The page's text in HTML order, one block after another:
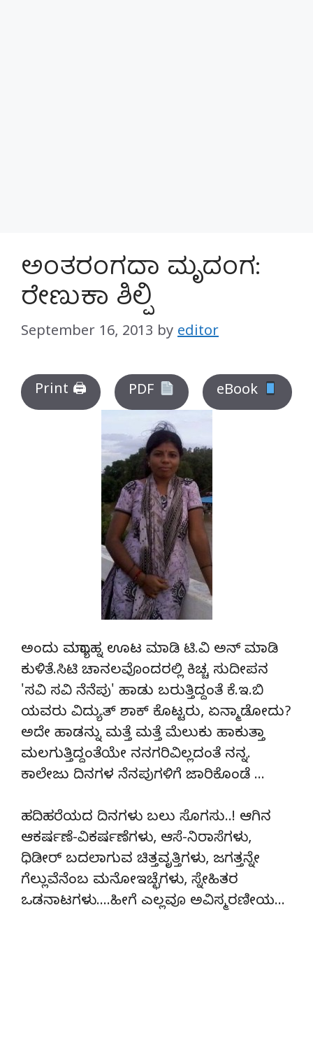
ಅಂತರಂಗದಾ ಮೃದಂಗ:
ರೇಣುಕಾ ಶಿಲ್ಪಿ
September 16, 2013 by editor
Print 🖨 PDF eBook
ಅಂದು ಮಧ್ಯಾಹ್ನ ಊಟ ಮಾಡಿ ಟಿ.ವಿ ಅನ್ ಮಾಡಿ
ಕುಳಿತೆ.ಸಿಟಿ ಚಾನಲವೊಂದರಲ್ಲಿ ಕಿಚ್ಚ ಸುದೀಪನ
'ಸವಿ ಸವಿ ನೆನೆಪು' ಹಾಡು ಬರುತ್ತಿದ್ದಂತೆ ಕೆ.ಇ.ಬಿ
ಯವರು ವಿದ್ಯುತ್ ಶಾಕ್ ಕೊಟ್ಟರು, ಏನ್ಮಾಡೋದು?
ಅದೇ ಹಾಡನ್ನು ಮತ್ತೆ ಮತ್ತೆ ಮೆಲುಕು ಹಾಕುತ್ತಾ
ಮಲಗುತ್ತಿದ್ದಂತೆಯೇ ನನಗರಿವಿಲ್ಲದಂತೆ ನನ್ನ.
ಕಾಲೇಜು ದಿನಗಳ ನೆನಪುಗಳಿಗೆ ಜಾರಿಕೊಂಡೆ …
ಹದಿಹರೆಯದ ದಿನಗಳು ಬಲು ಸೊಗಸು..! ಆಗಿನ
ಆಕರ್ಷಣೆ-ವಿಕರ್ಷಣೆಗಳು, ಆಸೆ-ನಿರಾಸೆಗಳು,
ಧಿಡೀರ್ ಬದಲಾಗುವ ಚಿತ್ತವೃತ್ತಿಗಳು, ಜಗತ್ತನ್ನೇ
ಗೆಲ್ಲುವೆನೆಂಬ ಮನೋಇಚ್ಛೆಗಳು, ಸ್ನೇಹಿತರ
ಒಡನಾಟಗಳು….ಹೀಗೆ ಎಲ್ಲವೂ ಅವಿಸ್ಮರಣೀಯ…